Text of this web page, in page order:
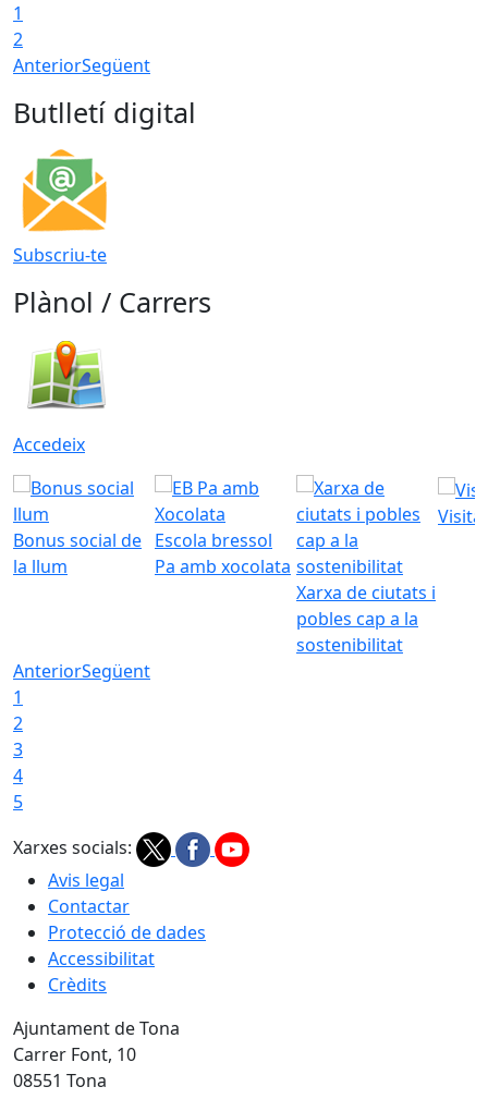
1
2
AnteriorSegüent
Butlletí digital
Subscriu-te
Plànol / Carrers
Accedeix
Bonus social de
la llum
Escola bressol
Pa amb xocolata
Xarxa de ciutats i
pobles cap a la
sostenibilitat
Visita
AnteriorSegüent
1
2
3
4
5
Xarxes socials:
Avis legal
Contactar
Protecció de dades
Accessibilitat
Crèdits
Ajuntament de Tona
Carrer Font, 10
08551 Tona